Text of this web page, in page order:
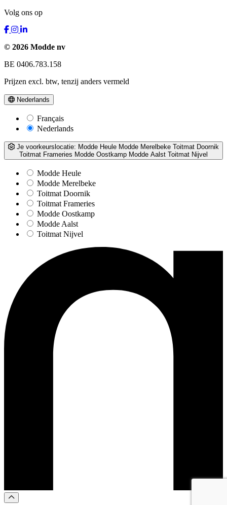
Volg ons op
© 2026 Modde nv
BE 0406.783.158
Prijzen excl. btw, tenzij anders vermeld
Nederlands
Français
Nederlands
Je voorkeurslocatie: Modde Heule Modde Merelbeke Toitmat Doornik
Toitmat Frameries Modde Oostkamp Modde Aalst Toitmat Nijvel
Modde Heule
Modde Merelbeke
Toitmat Doornik
Toitmat Frameries
Modde Oostkamp
Modde Aalst
Toitmat Nijvel